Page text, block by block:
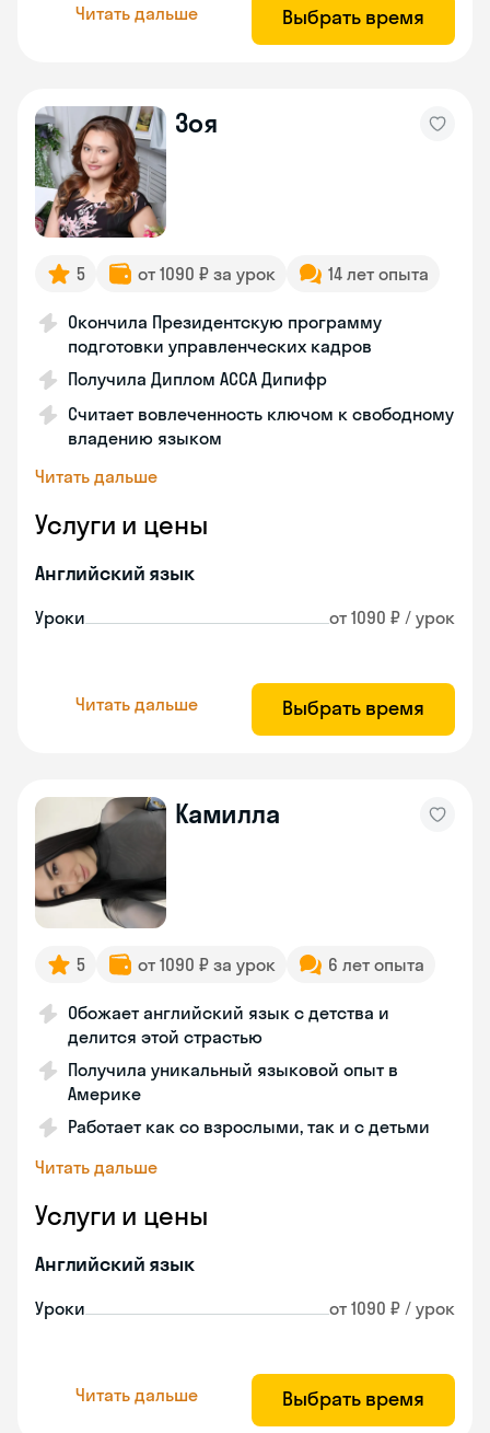
Читать дальше Выбрать время
Зоя
5 от 1090 ₽ за урок 14 лет опыта
Окончила Президентскую программу
подготовки управленческих кадров
Получила Диплом АССА Дипифр
Считает вовлеченность ключом к свободному
владению языком
Читать дальше
Услуги и цены
Английский язык
Уроки от 1090 ₽ / урок
Читать дальше Выбрать время
Камилла
5 от 1090 ₽ за урок 6 лет опыта
Обожает английский язык с детства и
делится этой страстью
Получила уникальный языковой опыт в
Америке
Работает как со взрослыми, так и с детьми
Читать дальше
Услуги и цены
Английский язык
Уроки от 1090 ₽ / урок
Читать дальше Выбрать время